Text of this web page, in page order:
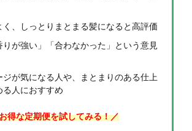
く、しっとりまとまる髪になると高評価
りが強い」「合わなかった」という意見
ジが気になる人や、まとまりのある仕上
る人におすすめ
得な定期便を試してみる！／